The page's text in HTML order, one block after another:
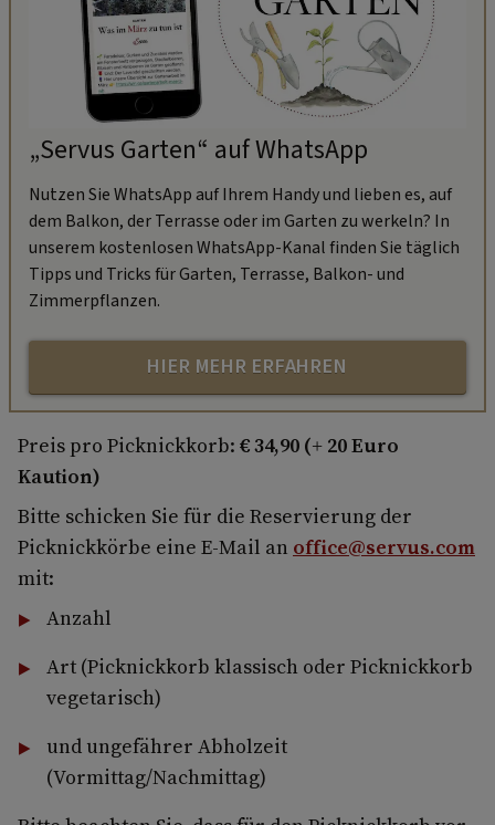
„Servus Garten“ auf WhatsApp
Nutzen Sie WhatsApp auf Ihrem Handy und lieben es, auf
dem Balkon, der Terrasse oder im Garten zu werkeln? In
unserem kostenlosen WhatsApp-Kanal finden Sie täglich
Tipps und Tricks für Garten, Terrasse, Balkon- und
Zimmerpflanzen.
HIER MEHR ERFAHREN
Preis pro Picknickkorb: € 34,90 (+ 20 Euro
Kaution)
Bitte schicken Sie für die Reservierung der
Picknickkörbe eine E-Mail an office@servus.com
mit:
Anzahl
Art (Picknickkorb klassisch oder Picknickkorb
vegetarisch)
und ungefährer Abholzeit
(Vormittag/Nachmittag)